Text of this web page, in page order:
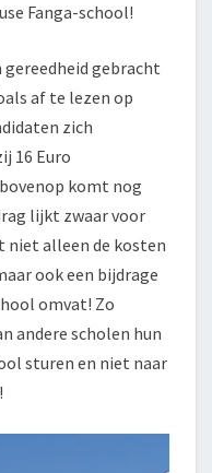
Fanga-school!
gebracht
af te lezen op
zich
16 Euro
komt nog
lijkt zwaar voor
niet alleen de kosten
ook een bijdrage
omvat! Zo
andere scholen hun
sturen en niet naar